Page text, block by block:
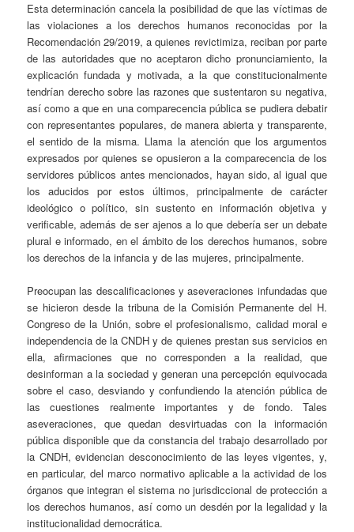
Esta determinación cancela la posibilidad de que las víctimas de
las violaciones a los derechos humanos reconocidas por la
Recomendación 29/2019, a quienes revictimiza, reciban por parte
de las autoridades que no aceptaron dicho pronunciamiento, la
explicación fundada y motivada, a la que constitucionalmente
tendrían derecho sobre las razones que sustentaron su negativa,
así como a que en una comparecencia pública se pudiera debatir
con representantes populares, de manera abierta y transparente,
el sentido de la misma. Llama la atención que los argumentos
expresados por quienes se opusieron a la comparecencia de los
servidores públicos antes mencionados, hayan sido, al igual que
los aducidos por estos últimos, principalmente de carácter
ideológico o político, sin sustento en información objetiva y
verificable, además de ser ajenos a lo que debería ser un debate
plural e informado, en el ámbito de los derechos humanos, sobre
los derechos de la infancia y de las mujeres, principalmente.
Preocupan las descalificaciones y aseveraciones infundadas que
se hicieron desde la tribuna de la Comisión Permanente del H.
Congreso de la Unión, sobre el profesionalismo, calidad moral e
independencia de la CNDH y de quienes prestan sus servicios en
ella, afirmaciones que no corresponden a la realidad, que
desinforman a la sociedad y generan una percepción equivocada
sobre el caso, desviando y confundiendo la atención pública de
las cuestiones realmente importantes y de fondo. Tales
aseveraciones, que quedan desvirtuadas con la información
pública disponible que da constancia del trabajo desarrollado por
la CNDH, evidencian desconocimiento de las leyes vigentes, y,
en particular, del marco normativo aplicable a la actividad de los
órganos que integran el sistema no jurisdiccional de protección a
los derechos humanos, así como un desdén por la legalidad y la
institucionalidad democrática.